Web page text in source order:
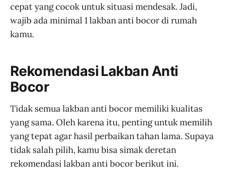
cepat yang cocok untuk situasi mendesak. Jadi,
wajib ada minimal 1 lakban anti bocor di rumah
kamu.
Rekomendasi Lakban Anti
Bocor
Tidak semua lakban anti bocor memiliki kualitas
yang sama. Oleh karena itu, penting untuk memilih
yang tepat agar hasil perbaikan tahan lama. Supaya
tidak salah pilih, kamu bisa simak deretan
rekomendasi lakban anti bocor berikut ini.